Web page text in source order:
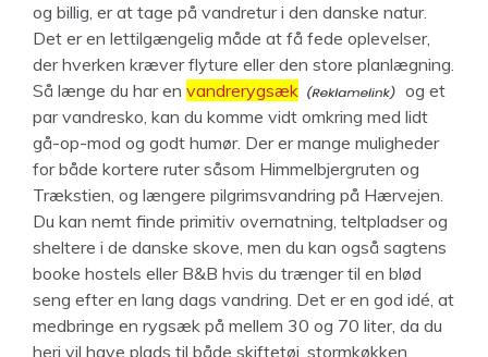
og billig, er at tage på vandretur i den danske natur.
Det er en lettilgængelig måde at få fede oplevelser,
der hverken kræver flyture eller den store planlægning.
Så længe du har en vandrerygsæk
og et
par vandresko, kan du komme vidt omkring med lidt
gå-op-mod og godt humør. Der er mange muligheder
for både kortere ruter såsom Himmelbjergruten og
Trækstien, og længere pilgrimsvandring på Hærvejen.
Du kan nemt finde primitiv overnatning, teltpladser og
sheltere i de danske skove, men du kan også sagtens
booke hostels eller B&B hvis du trænger til en blød
seng efter en lang dags vandring. Det er en god idé, at
medbringe en rygsæk på mellem 30 og 70 liter, da du
heri vil have plads til både skiftetøj, stormkøkken,